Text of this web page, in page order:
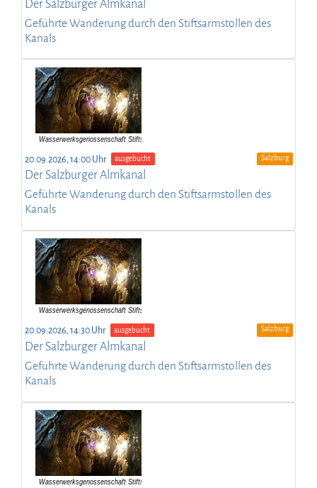
Der Salzburger Almkanal
Geführte Wanderung durch den Stiftsarmstollen des
Kanals
20.09.2026, 14:00 Uhr ausgebucht Salzburg
Der Salzburger Almkanal
Geführte Wanderung durch den Stiftsarmstollen des
Kanals
20.09.2026, 14:30 Uhr ausgebucht Salzburg
Der Salzburger Almkanal
Geführte Wanderung durch den Stiftsarmstollen des
Kanals